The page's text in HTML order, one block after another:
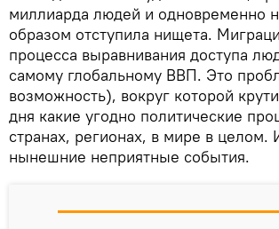
миллиарда людей и одновременно
образом отступила нищета.
процесса выравнивания доступа
самому глобальному ВВП. Это
возможность), вокруг которой
дня какие угодно политические
странах, регионах, в мире в целом.
нынешние неприятные события.